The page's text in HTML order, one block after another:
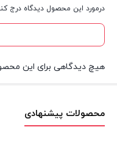
درمورد این محصول دیدگاه درج
هیچ دیدگاهی برای این
محصولات پیشنهادی